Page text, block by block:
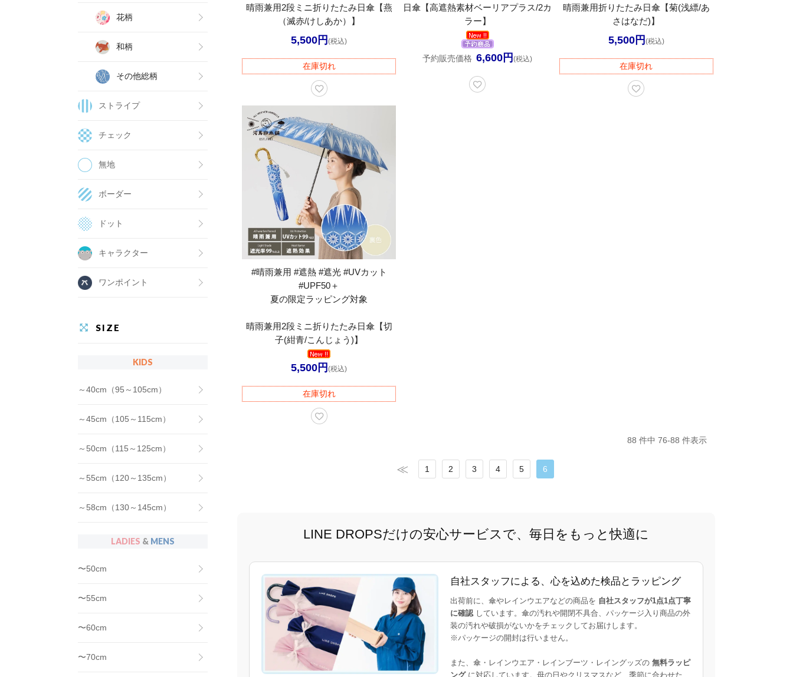
花柄
和柄
その他総柄
ストライプ
チェック
無地
ボーダー
ドット
キャラクター
ワンポイント
SIZE
KIDS
～40cm（95～105cm）
～45cm（105～115cm）
～50cm（115～125cm）
～55cm（120～135cm）
～58cm（130～145cm）
LADIES & MENS
〜50cm
〜55cm
〜60cm
〜70cm
晴雨兼用2段ミニ折りたたみ日傘【燕
（滅赤/けしあか）】
5,500円 (税込)
在庫切れ
日傘【高遮熱素材ベーリアプラス/2カ
ラー】
予約販売価格 6,600円(税込)
晴雨兼用折りたたみ日傘【菊(浅縹/あ
さはなだ)】
5,500円 (税込)
在庫切れ
#晴雨兼用 #遮熱 #遮光 #UVカット
#UPF50＋
夏の限定ラッピング対象
晴雨兼用2段ミニ折りたたみ日傘【切
子(紺青/こんじょう)】
5,500円 (税込)
在庫切れ
88 件中 76-88 件表示
1 2 3 4 5 6
LINE DROPSだけの安心サービスで、毎日をもっと快適に
自社スタッフによる、心を込めた検品とラッピング
出荷前に、傘やレインウエアなどの商品を 自社スタッフが1点1点丁寧
に確認しています。傘の汚れや開閉不具合、パッケージ入り商品の外
装の汚れや破損がないかをチェックしてお届けします。
※パッケージの開封は行いません。
また、傘・レインウエア・レインブーツ・レイングッズの 無料ラッピ
ングに対応しています。母の日やクリスマスなど、季節に合わせた